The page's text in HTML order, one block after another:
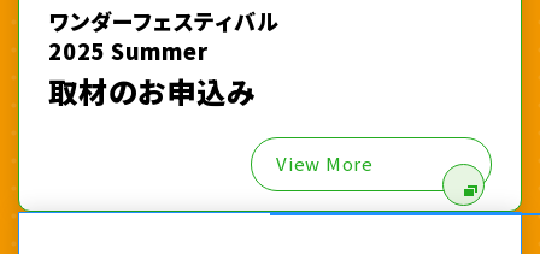
ワンダーフェスティバル
2025 Summer
取材のお申込み
View More